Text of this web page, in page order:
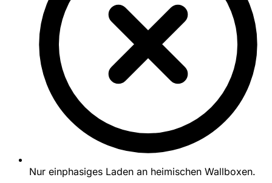
Nur einphasiges Laden an heimischen Wallboxen.